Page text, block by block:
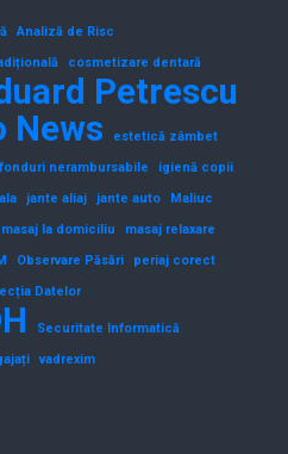
Analiză de Risc
cosmetizare dentară
Petrescu
News
estetică zâmbet
fonduri nerambursabile
igienă copii
jante aliaj jante auto
Maliuc
masaj la domiciliu
masaj relaxare
Observare Păsări
periaj corect
Datelor
Securitate Informatică
vadrexim